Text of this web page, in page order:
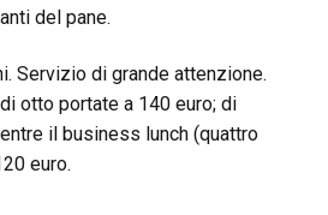
del pane.
Servizio di grande attenzione.
otto portate a 140 euro; di
il business lunch (quattro
euro.